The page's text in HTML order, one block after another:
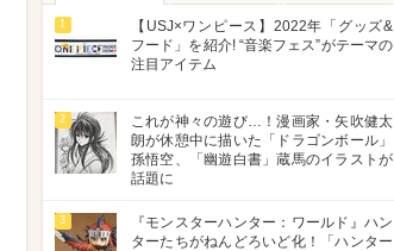
1
【USJ×ワンピース】2022年「グッズ&
フード」を紹介! “音楽フェス”がテーマの
注目アイテム
2
これが神々の遊び…！漫画家・矢吹健太
朗が休憩中に描いた「ドラゴンボール」
孫悟空、「幽遊白書」蔵馬のイラストが
話題に
3
『モンスターハンター：ワールド』ハン
ターたちがねんどろいど化！「ハンター